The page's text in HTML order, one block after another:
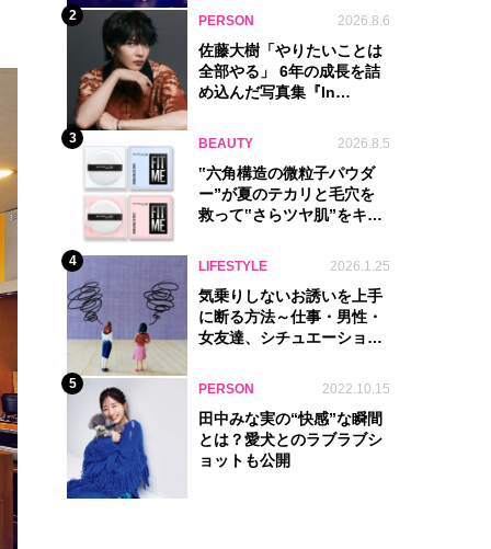
2 PERSON 2026.8.6
佐藤大樹「やりたいことは
全部やる」 6年の成長を詰
め込んだ写真集『In
3 BEAUTY 2026.8.5
‟六角構造の微粒子パウダ
ー”が夏のテカリと毛穴を
救って‟さらツヤ肌”をキー
4 LIFESTYLE 2026.1.25
気乗りしないお誘いを上手
に断る方法～仕事・男性・
女友達、シチュエーション
5 PERSON 2022.10.15
田中みな実の“快感”な瞬間
とは？愛犬とのラブラブシ
ョットも公開